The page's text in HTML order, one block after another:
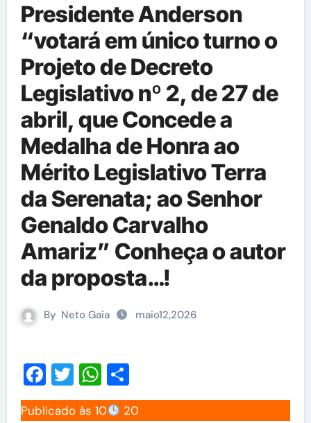
Presidente Anderson
“votará em único turno o
Projeto de Decreto
Legislativo nº 2, de 27 de
abril, que Concede a
Medalha de Honra ao
Mérito Legislativo Terra
da Serenata; ao Senhor
Genaldo Carvalho
Amariz” Conheça o autor
da proposta…!
By Neto Gaia maio12,2026
Facebook
TwitterWhatsApp
Share
Publicado às 10
20